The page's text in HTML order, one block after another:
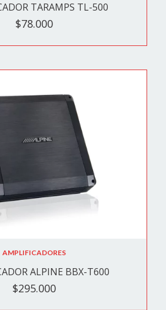
TARAMPS TL-500
$78.000
AMPLIFICADORES
ALPINE BBX-T600
$295.000